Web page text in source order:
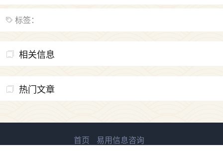
标签：
相关信息
热门文章
首页 易用信息咨询